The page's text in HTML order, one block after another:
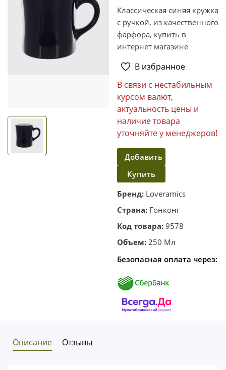
Классическая синяя кружка
с ручкой, из качественного
фарфора, купить в
интернет магазине
В избранное
В связи с нестабильным
курсом валют,
актуальность цены и
наличие товара
уточняйте у менеджеров!
Добавить
в
корзину
Купить
в один
клик
Бренд: Loveramics
Страна: Гонконг
Код товара: 9578
Объем: 250 Мл
Безопасная оплата через:
Описание Отзывы